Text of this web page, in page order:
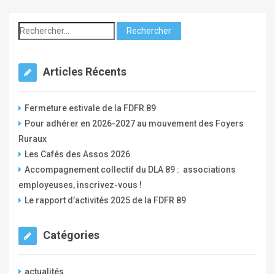
Articles Récents
Fermeture estivale de la FDFR 89
Pour adhérer en 2026-2027 au mouvement des Foyers
Ruraux
Les Cafés des Assos 2026
Accompagnement collectif du DLA 89 : associations
employeuses, inscrivez-vous !
Le rapport d’activités 2025 de la FDFR 89
Catégories
actualités